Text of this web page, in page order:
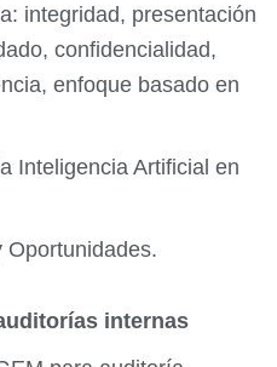
integridad, presentación
confidencialidad,
enfoque basado en
Inteligencia Artificial en
Oportunidades.
internas